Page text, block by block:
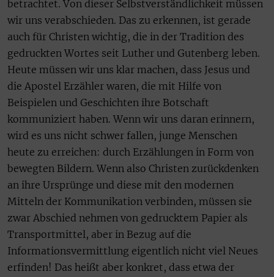
betrachtet. Von dieser Selbstverständlichkeit müssen
wir uns verabschieden. Das zu erkennen, ist gerade
auch für Christen wichtig, die in der Tradition des
gedruckten Wortes seit Luther und Gutenberg leben.
Heute müssen wir uns klar machen, dass Jesus und
die Apostel Erzähler waren, die mit Hilfe von
Beispielen und Geschichten ihre Botschaft
kommuniziert haben. Wenn wir uns daran erinnern,
wird es uns nicht schwer fallen, junge Menschen
heute zu erreichen: durch Erzählungen in Form von
bewegten Bildern. Wenn also Christen zurückdenken
an ihre Ursprünge und diese mit den modernen
Mitteln der Kommunikation verbinden, müssen sie
zwar Abschied nehmen von gedrucktem Papier als
Transportmittel, aber in Bezug auf die
Informationsvermittlung eigentlich nicht viel Neues
erfinden! Das heißt aber konkret, dass etwa der